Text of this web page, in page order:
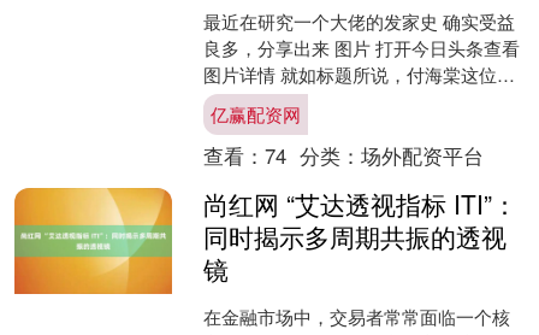
最近在研究一个大佬的发家史 确实受益
良多，分享出来 图片 打开今日头条查看
图片详情 就如标题所说，付海棠这位大
佬最开始是农民，长期务农，种小麦、
玉米、大蒜、棉花....
亿赢配资网
查看： 74 分类： 场外配资平台
尚红网 “艾达透视指标 ITI”：
同时揭示多周期共振的透视
镜
在金融市场中，交易者常常面临一个核